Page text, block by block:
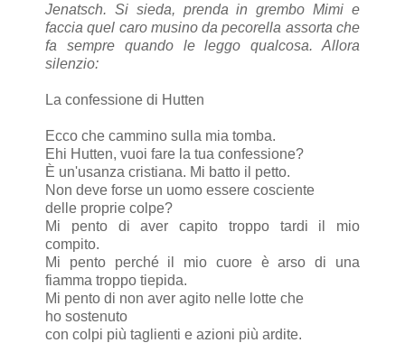
Jenatsch. Si sieda, prenda in grembo Mimi e
faccia quel caro musino da pecorella assorta che
fa sempre quando le leggo qualcosa. Allora
silenzio:
La confessione di Hutten
Ecco che cammino sulla mia tomba.
Ehi Hutten, vuoi fare la tua confessione?
È un'usanza cristiana. Mi batto il petto.
Non deve forse un uomo essere cosciente
delle proprie colpe?
Mi pento di aver capito troppo tardi il mio
compito.
Mi pento perché il mio cuore è arso di una
fiamma troppo tiepida.
Mi pento di non aver agito nelle lotte che
ho sostenuto
con colpi più taglienti e azioni più ardite.